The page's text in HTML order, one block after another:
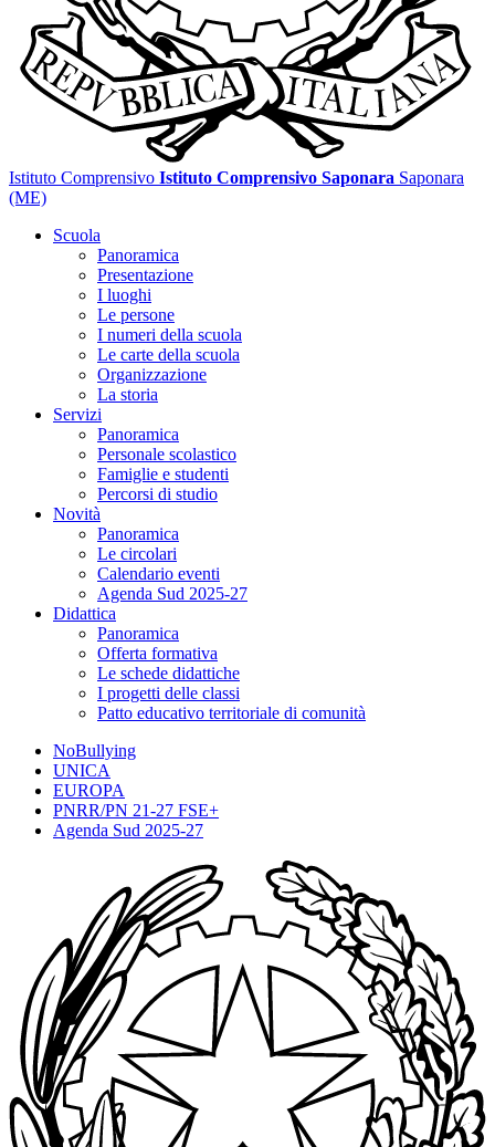
Istituto Comprensivo Istituto Comprensivo Saponara Saponara
(ME)
Scuola
Panoramica
Presentazione
I luoghi
Le persone
I numeri della scuola
Le carte della scuola
Organizzazione
La storia
Servizi
Panoramica
Personale scolastico
Famiglie e studenti
Percorsi di studio
Novità
Panoramica
Le circolari
Calendario eventi
Agenda Sud 2025-27
Didattica
Panoramica
Offerta formativa
Le schede didattiche
I progetti delle classi
Patto educativo territoriale di comunità
NoBullying
UNICA
EUROPA
PNRR/PN 21-27 FSE+
Agenda Sud 2025-27